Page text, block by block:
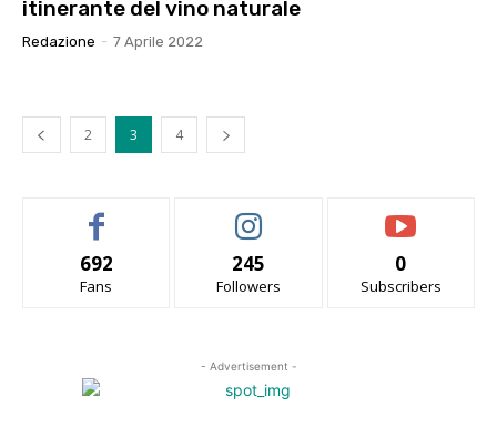
itinerante del vino naturale
Redazione - 7 Aprile 2022
2 3 4
692
Fans
245
Followers
0
Subscribers
- Advertisement -